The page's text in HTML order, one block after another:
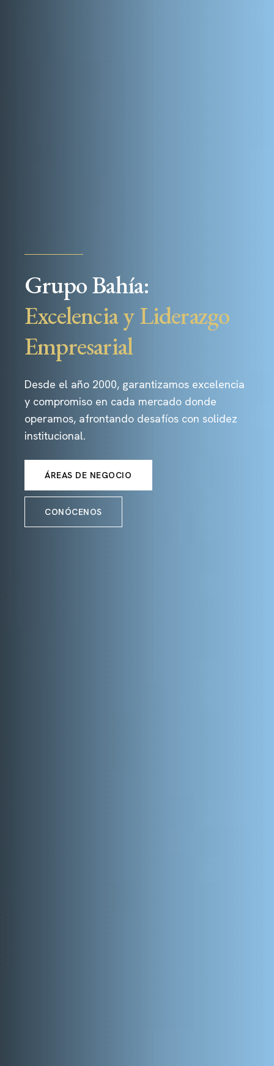
Grupo Bahía:
Excelencia y Liderazgo
Empresarial
Desde el año 2000, garantizamos excelencia
y compromiso en cada mercado donde
operamos, afrontando desafíos con solidez
institucional.
ÁREAS DE NEGOCIO
CONÓCENOS